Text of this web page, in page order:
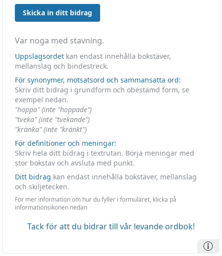
Skicka in ditt bidrag
Var noga med stavning.
Uppslagsordet kan endast innehålla bokstäver,
mellanslag och bindestreck.
För synonymer, motsatsord och sammansatta ord:
Skriv ditt bidrag i grundform och obestämd form, se
exempel nedan.
"hoppa" (inte "hoppade")
"tveka" (inte "tvekande")
"kränka" (inte "kränkt")
För definitioner och meningar:
Skriv hela ditt bidrag i textrutan. Börja meningar med
stor bokstav och avsluta med punkt.
Ditt bidrag kan endast innehålla bokstäver, mellanslag
och skiljetecken.
För mer information om hur du fyller i formuläret, klicka på
informationsikonen nedan
Tack för att du bidrar till vår levande ordbok!